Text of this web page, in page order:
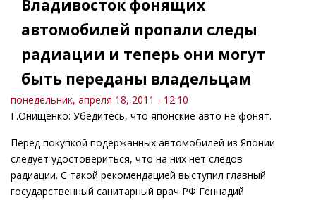
Владивосток фонящих
автомобилей пропали следы
радиации и теперь они могут
быть переданы владельцам
понедельник, апреля 18, 2011 - 12:10
Г.Онищенко: Убедитесь, что японские авто не фонят.
Перед покупкой подержанных автомобилей из Японии
следует удостовериться, что на них нет следов
радиации. С такой рекомендацией выступил главный
государственный санитарный врач РФ Геннадий